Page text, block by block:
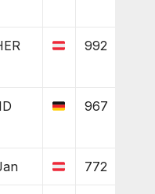
992
967
772